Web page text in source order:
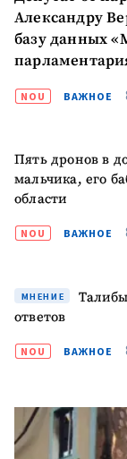
Александру
базу данных
NOU ВАЖНОЕ
Пять дронов в
мальчика, его
области
NOU ВАЖНОЕ
МНЕНИЕ
ответов
NOU ВАЖНОЕ
Текст
+
с